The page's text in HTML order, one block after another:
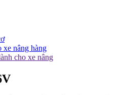
xe nâng hàng
cho xe nâng